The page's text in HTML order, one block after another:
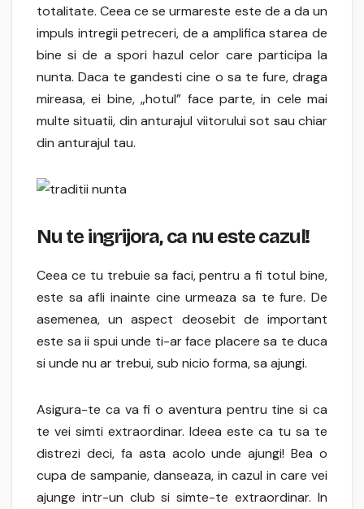
totalitate. Ceea ce se urmareste este de a da un
impuls intregii petreceri, de a amplifica starea de
bine si de a spori hazul celor care participa la
nunta. Daca te gandesti cine o sa te fure, draga
mireasa, ei bine, „hotul” face parte, in cele mai
multe situatii, din anturajul viitorului sot sau chiar
din anturajul tau.
Nu te ingrijora, ca nu este cazul!
Ceea ce tu trebuie sa faci, pentru a fi totul bine,
este sa afli inainte cine urmeaza sa te fure. De
asemenea, un aspect deosebit de important
este sa ii spui unde ti-ar face placere sa te duca
si unde nu ar trebui, sub nicio forma, sa ajungi.
Asigura-te ca va fi o aventura pentru tine si ca
te vei simti extraordinar. Ideea este ca tu sa te
distrezi deci, fa asta acolo unde ajungi! Bea o
cupa de sampanie, danseaza, in cazul in care vei
ajunge intr-un club si simte-te extraordinar. In